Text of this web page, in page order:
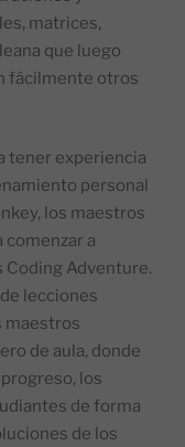
matrices,
que luego
fácilmente otros
tener experiencia
personal
los maestros
a
Coding Adventure.
lecciones
maestros
de aula, donde
los
de forma
de los